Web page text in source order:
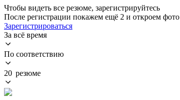
Чтобы видеть все резюме, зарегистрируйтесь
После регистрации покажем ещё 2 и откроем фото
Зарегистрироваться
За всё время
По соответствию
20 резюме